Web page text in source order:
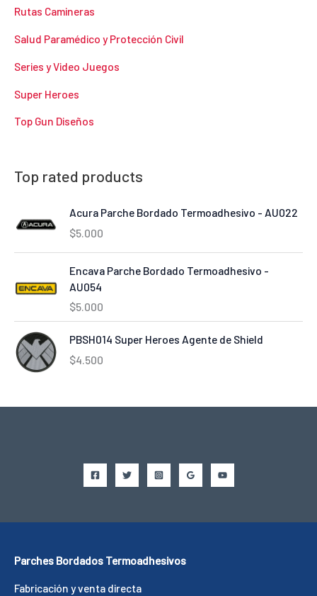
Rutas Camineras
Salud Paramédico y Protección Civil
Series y Video Juegos
Super Heroes
Top Gun Diseños
Top rated products
Acura Parche Bordado Termoadhesivo - AU022
$5.000
Encava Parche Bordado Termoadhesivo -
AU054
$5.000
PBSH014 Super Heroes Agente de Shield
$4.500
Parches Bordados Termoadhesivos
Fabricación y venta directa